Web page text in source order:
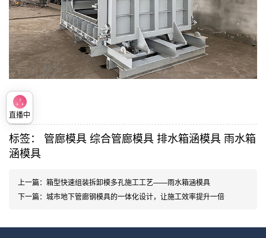
标签： 管廊模具综合管廊模具排水箱涵模具 雨水箱
涵模具
上一篇： 箱型快速组装拆卸模多孔施工工艺——雨水箱涵模具
下一篇： 城市地下管廊钢模具的一体化设计，让施工效率提升一倍
直播中